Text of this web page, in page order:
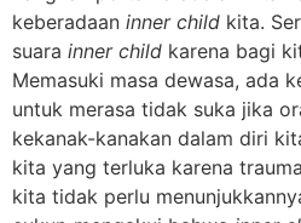
keberadaan inner child kita.
suara inner child karena bagi
Memasuki masa dewasa, ada
untuk merasa tidak suka jika
kekanak-kanakan dalam diri
kita yang terluka karena
kita tidak perlu